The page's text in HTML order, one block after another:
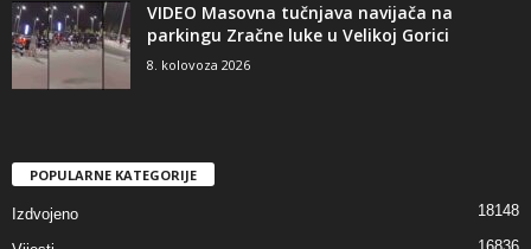
VIDEO Masovna tučnjava navijača na
parkingu Zračne luke u Velikoj Gorici
8. kolovoza 2026
POPULARNE KATEGORIJE
Izdvojeno 18148